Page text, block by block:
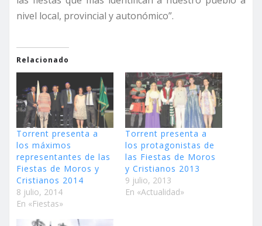
nivel local, provincial y autonómico”.
Relacionado
Torrent presenta a
los máximos
representantes de las
Fiestas de Moros y
Cristianos 2014
8 julio, 2014
En «Fiestas»
Torrent presenta a
los protagonistas de
las Fiestas de Moros
y Cristianos 2013
9 julio, 2013
En «Actualidad»